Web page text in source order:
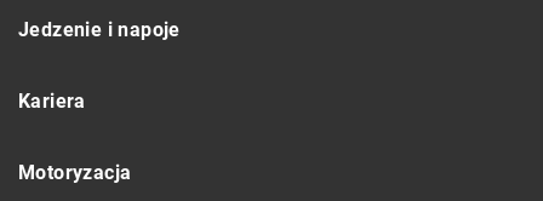
Jedzenie i napoje
Kariera
Motoryzacja